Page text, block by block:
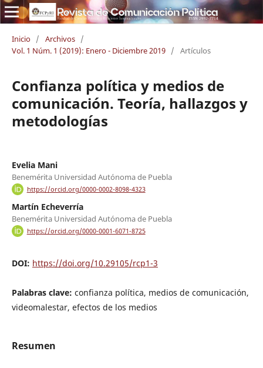
Inicio / Archivos /
Vol. 1 Núm. 1 (2019): Enero - Diciembre 2019 / Artículos
Confianza política y medios de
comunicación. Teoría, hallazgos y
metodologías
Evelia Mani
Benemérita Universidad Autónoma de Puebla
https://orcid.org/0000-0002-8098-4323
Martín Echeverría
Benemérita Universidad Autónoma de Puebla
https://orcid.org/0000-0001-6071-8725
DOI: https://doi.org/10.29105/rcp1-3
Palabras clave: confianza política, medios de comunicación,
videomalestar, efectos de los medios
Resumen